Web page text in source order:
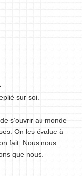
sur soi.
s’ouvrir au monde
On les évalue à
fait. Nous nous
que nous.